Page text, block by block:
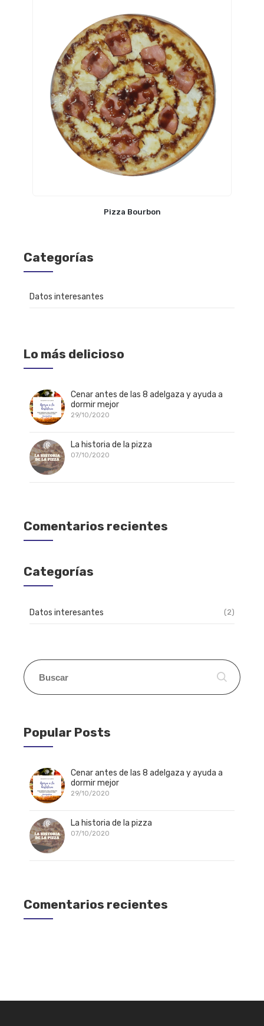
Pizza Bourbon
Categorías
Datos interesantes
Lo más delicioso
Cenar antes de las 8 adelgaza y ayuda a
dormir mejor
29/10/2020
La historia de la pizza
07/10/2020
Comentarios recientes
Categorías
Datos interesantes (2)
Popular Posts
Cenar antes de las 8 adelgaza y ayuda a
dormir mejor
29/10/2020
La historia de la pizza
07/10/2020
Comentarios recientes